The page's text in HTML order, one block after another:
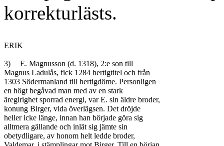
korrekturlästs.
ERIK
3)	E. Magnusson (d. 1318), 2:e son till
Magnus Ladulås, fick 1284 hertigtitel och från
1303 Södermanland till hertigdöme. Personligen
en högt begåvad man med av en stark
äregirighet sporrad energi, var E. sin äldre broder,
konung Birger, vida överlägsen. Det dröjde
heller icke länge, innan han började göra sig
alltmera gällande och inlät sig jämte sin
obetydligare, av honom helt ledde broder,